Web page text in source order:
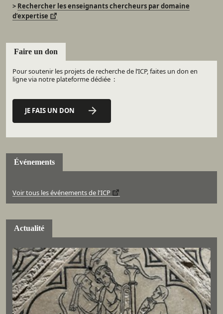
> Rechercher les enseignants chercheurs par domaine
d’expertise
Faire un don
Pour soutenir les projets de recherche de l’ICP, faites un don en
ligne via notre plateforme dédiée :
JE FAIS UN DON
Événements
Voir tous les événements de l'ICP
Actualité